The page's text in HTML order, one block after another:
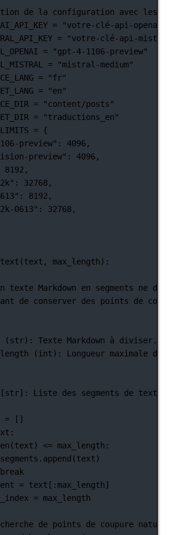
de la configuration avec les
=
"votre-clé-api-openai-
=
"votre-clé-api-mistral-
=
"gpt-4-1106-preview"
=
"mistral-medium"
=
"fr"
=
"en"
=
"content/posts"
=
"traductions_en"
= {
preview" : 4096,
preview" : 4096,
8192 ,
: 32768,
: 8192 ,
0613" : 32768,
(text, max_length):
texte Markdown en segments ne
de conserver des points de
(str): Texte Markdown à diviser.
(int): Longueur maximale de
Liste des segments de texte
= []
(text) <= max_length:
segments.append(text)
break
= text[:max_length]
= max_length
de points de coupure